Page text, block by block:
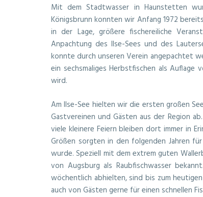
Mit dem Stadtwasser in Haunstetten
Königsbrunn konnten wir Anfang 1972
in der Lage, größere fischereiliche
Anpachtung des Ilse-Sees und des
konnte durch unseren Verein angepachtet
ein sechsmaliges Herbstfischen als
wird.
Am IIse-See hielten wir die ersten großen
Gastvereinen und Gästen aus der Region
viele kleinere Feiern bleiben dort immer in
Größen sorgten in den folgenden Jahren
wurde. Speziell mit dem extrem guten
von Augsburg als Raubfischwasser
wöchentlich abhielten, sind bis zum
auch von Gästen gerne für einen schnellen